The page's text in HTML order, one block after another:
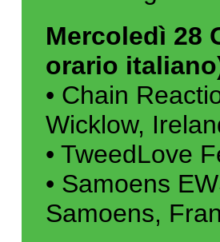
Mercoledì 28
orario
• Chain
Wicklow,
• TweedLove
• Samoens
Samoens,